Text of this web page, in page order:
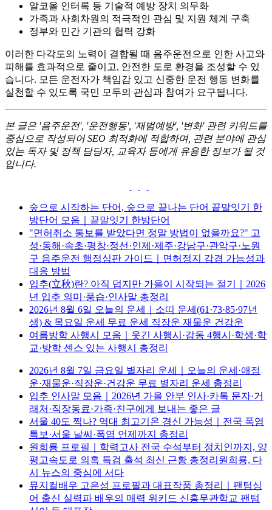
알코올 인터록 등 기술적 예방 장치 의무화
가족과 사회차원의 적극적인 관심 및 지원 체계 구축
정부와 민간 기관의 협력 강화
이러한 다각도의 노력이 결합될 때 음주운전으로 인한 사고와
피해를 효과적으로 줄이고, 안전한 도로 환경을 조성할 수 있
습니다. 모든 운전자가 책임감 있고 신중한 운전 행동 변화를
실천할 수 있도록 국민 모두의 관심과 참여가 요구됩니다.
본 글은 '음주운전', '운전행동', '재범예방', '변화' 관련 키워드를
중심으로 작성되어 SEO 최적화에 적합하며, 관련 분야에 관심
있는 독자 및 정책 담당자, 교육자 등에게 유용한 정보가 될 것
입니다.
숲으로 시작하는 단어, 숲으로 끝나는 단어 끝말잇기 한
방단어 모음｜끝말잇기 한방단어
"면허취소 통보를 받았다면 정말 방법이 없을까요?" 고
성·동해·속초·평창·정선·인제·제주·강남구·관악구·노원
구 음주운전 행정심판 가이드｜면허정지 감경 가능성과
대응 방법
입추(立秋)란? 아직 덥지만 가을이 시작되는 절기｜2026
년 입추 의미·풍습·인사말 총정리
2026년 8월 6일 오늘의 운세｜소띠 운세(61·73·85·97년
생) & 목요일 운세 무료 운세 직장운 재물운 건강운
여름방학 사행시 모음｜웃긴 사행시·감동 4행시·학생·학
교·방학 센스 있는 사행시 총정리
2026년 8월 7일 금요일 별자리 운세｜오늘의 운세·애정
운·재물운·직장운·건강운 무료 별자리 운세 총정리
입추 인사말 모음｜2026년 가을 안부 인사·카톡 문자·거
래처·직장동료·가족·친구에게 보내는 좋은 글
서울 40도 찍나? 역대 최고기온 경신 가능성｜전국 폭염
특보·서울 날씨·폭염 언제까지 총정리
원희룡 프로필｜학력고사 전국 수석부터 정치인까지, 양
평고속도로 의혹 특검 출석 최신 근황 총정리원희룡, 다
시 뉴스의 중심에 서다
뮤지컬배우 고은성 프로필과 대표작품 총정리｜팬텀싱
어 출신 실력파 배우의 매력 위키드 신흥무관학교 팬텀